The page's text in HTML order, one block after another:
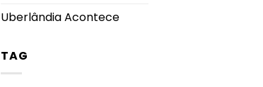
Uberlândia Acontece
TAG